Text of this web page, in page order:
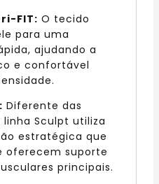
FIT: O tecido
para uma
ajudando a
e confortável
Diferente das
Sculpt utiliza
estratégica que
oferecem suporte
principais.